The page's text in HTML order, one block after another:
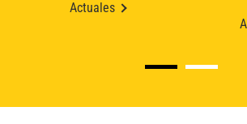
Actuales